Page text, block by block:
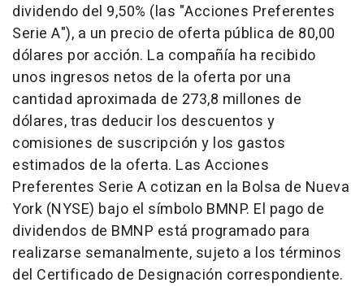
dividendo del 9,50% (las "Acciones Preferentes
Serie A"), a un precio de oferta pública de 80,00
dólares por acción. La compañía ha recibido
unos ingresos netos de la oferta por una
cantidad aproximada de 273,8 millones de
dólares, tras deducir los descuentos y
comisiones de suscripción y los gastos
estimados de la oferta. Las Acciones
Preferentes Serie A cotizan en la Bolsa de Nueva
York (NYSE) bajo el símbolo BMNP. El pago de
dividendos de BMNP está programado para
realizarse semanalmente, sujeto a los términos
del Certificado de Designación correspondiente.